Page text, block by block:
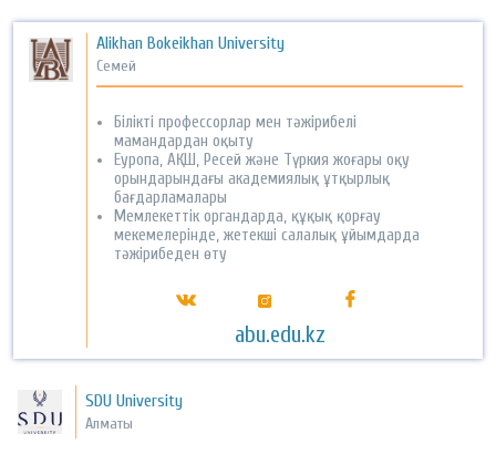
Alikhan Bokeikhan University
Семей
Білікті профессорлар мен тәжірибелі
мамандардан оқыту
Еуропа, АҚШ, Ресей және Түркия жоғары оқу
орындарындағы академиялық ұтқырлық
бағдарламалары
Мемлекеттік органдарда, құқық қорғау
мекемелерінде, жетекші салалық ұйымдарда
тәжірибеден өту
abu.edu.kz
SDU University
Алматы